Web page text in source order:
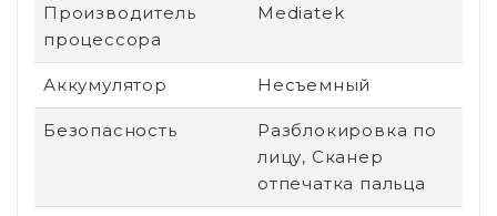
Производитель
процессора
Mediatek
Аккумулятор Несъемный
Безопасность
Разблокировка по
лицу, Сканер
отпечатка пальца